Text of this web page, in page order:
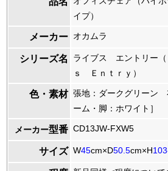
イプ）
メーカー オカムラ
シリーズ名
ライブス エントリー（
ｓ Ｅｎｔｒｙ）
色・素材 張地：ダークグリー
ーム・脚：ホワイト］
メーカー型番 CD13JW-FXW5
サイズ W45cm×D50.5cm×H